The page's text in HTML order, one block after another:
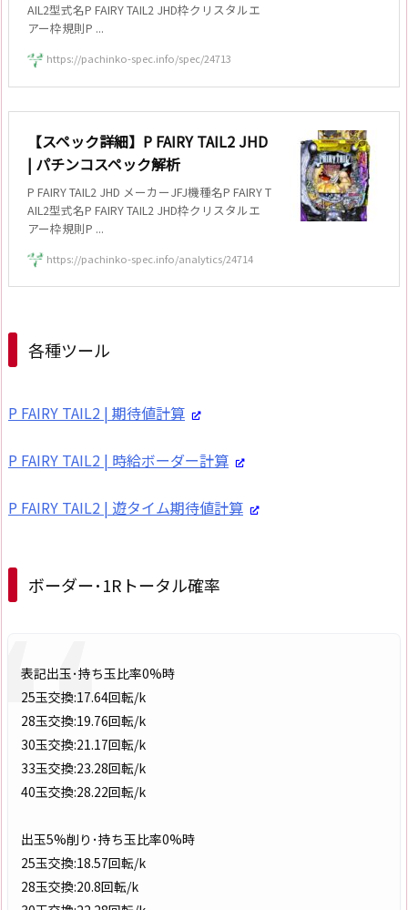
AIL2型式名P FAIRY TAIL2 JHD枠クリスタルエ
アー枠規則P ...
https://pachinko-spec.info/spec/24713
【スペック詳細】P FAIRY TAIL2 JHD
| パチンコスペック解析
P FAIRY TAIL2 JHD メーカーJFJ機種名P FAIRY T
AIL2型式名P FAIRY TAIL2 JHD枠クリスタルエ
アー枠規則P ...
https://pachinko-spec.info/analytics/24714
各種ツール
P FAIRY TAIL2 | 期待値計算
P FAIRY TAIL2 | 時給ボーダー計算
P FAIRY TAIL2 | 遊タイム期待値計算
ボーダー･1Rトータル確率
表記出玉･持ち玉比率0%時
25玉交換:17.64回転/k
28玉交換:19.76回転/k
30玉交換:21.17回転/k
33玉交換:23.28回転/k
40玉交換:28.22回転/k
出玉5%削り･持ち玉比率0%時
25玉交換:18.57回転/k
28玉交換:20.8回転/k